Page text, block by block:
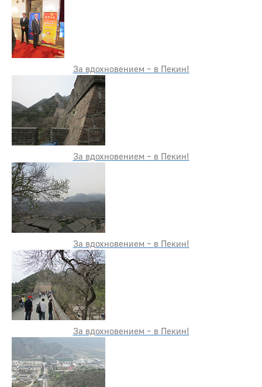
За вдохновением – в Пекин!
За вдохновением – в Пекин!
За вдохновением – в Пекин!
За вдохновением – в Пекин!